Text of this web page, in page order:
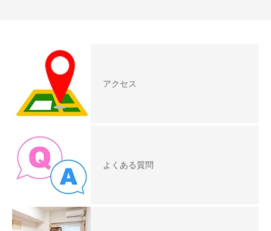
アクセス
よくある質問